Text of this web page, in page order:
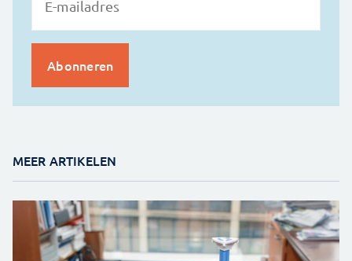
MEER ARTIKELEN